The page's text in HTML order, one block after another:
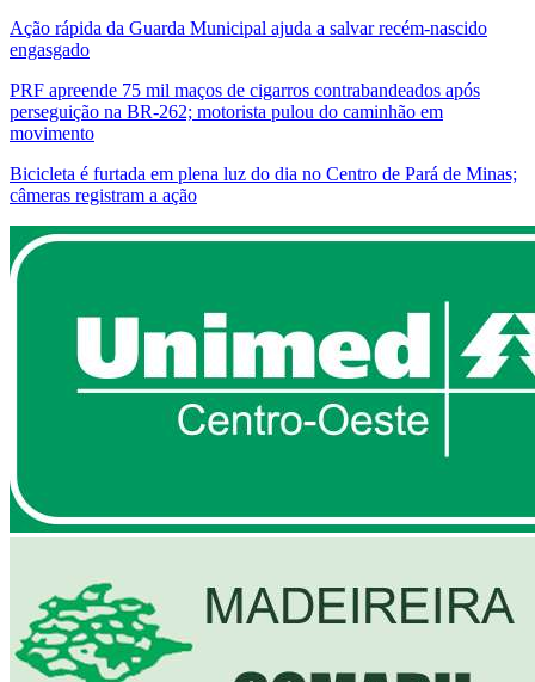
Ação rápida da Guarda Municipal ajuda a salvar recém-nascido
engasgado
PRF apreende 75 mil maços de cigarros contrabandeados após
perseguição na BR-262; motorista pulou do caminhão em
movimento
Bicicleta é furtada em plena luz do dia no Centro de Pará de Minas;
câmeras registram a ação